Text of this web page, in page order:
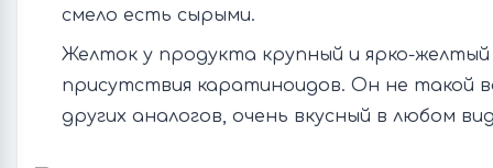
смело есть сырыми.
Желток у продукта крупный и ярко-желтый
присутствия каратиноидов. Он не такой
других аналогов, очень вкусный в любом